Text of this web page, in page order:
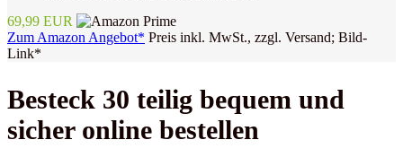
69,99 EUR
Zum Amazon Angebot* Preis inkl. MwSt., zzgl. Versand; Bild-
Link*
Besteck 30 teilig bequem und
sicher online bestellen